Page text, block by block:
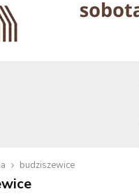
budziszewice